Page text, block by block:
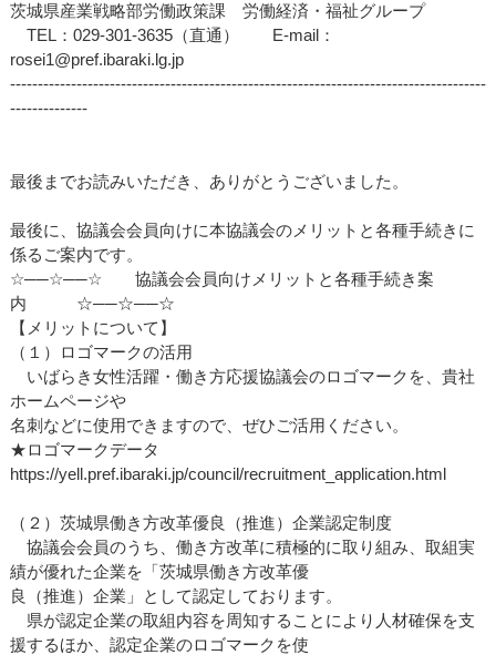
茨城県産業戦略部労働政策課 労働経済・福祉グループ
TEL：029-301-3635（直通） E-mail：
rosei1@pref.ibaraki.lg.jp
--------------------------------------------------------------------------------------
--------------
最後までお読みいただき、ありがとうございました。
最後に、協議会会員向けに本協議会のメリットと各種手続きに
係るご案内です。
☆──☆──☆ 協議会会員向けメリットと各種手続き案
内 ☆──☆──☆
【メリットについて】
（１）ロゴマークの活用
いばらき女性活躍・働き方応援協議会のロゴマークを、貴社
ホームページや
名刺などに使用できますので、ぜひご活用ください。
★ロゴマークデータ
https://yell.pref.ibaraki.jp/council/recruitment_application.html
（２）茨城県働き方改革優良（推進）企業認定制度
協議会会員のうち、働き方改革に積極的に取り組み、取組実
績が優れた企業を「茨城県働き方改革優
良（推進）企業」として認定しております。
県が認定企業の取組内容を周知することにより人材確保を支
援するほか、認定企業のロゴマークを使